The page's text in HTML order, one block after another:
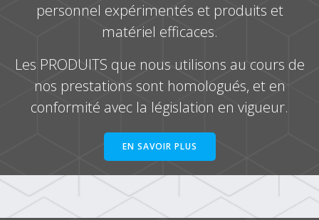
personnel expérimentés et produits et
matériel efficaces.
Les PRODUITS que nous utilisons au cours de
nos prestations sont homologués, et en
conformité avec la législation en vigueur.
EN SAVOIR PLUS